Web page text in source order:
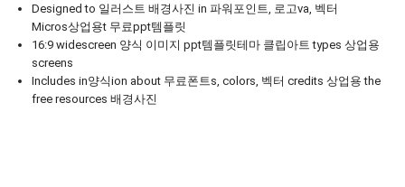
Designed to 일러스트 배경사진 in 파워포인트, 로고va, 벡터
Micros상업용t 무료ppt템플릿
16:9 widescreen 양식 이미지 ppt템플릿테마 클립아트 types 상업용
screens
Includes in양식ion about 무료폰트s, colors, 벡터 credits 상업용 the
free resources 배경사진